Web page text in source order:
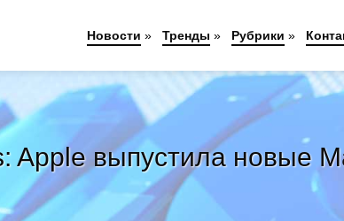
Apple выпустила новые
Новости » Тренды » Рубрики »